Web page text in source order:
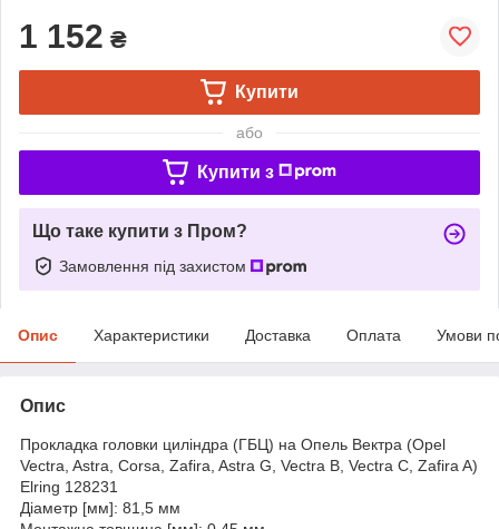
1 152 ₴
Купити
або
Купити з
Що таке купити з Пром?
Замовлення під захистом
Опис Характеристики Доставка Оплата Умови
Опис
Прокладка головки циліндра (ГБЦ) на Опель Вектра (Opel
Vectra, Astra, Corsa, Zafira, Astra G, Vectra B, Vectra C, Zafira A)
Elring 128231
Діаметр [мм]: 81,5 мм